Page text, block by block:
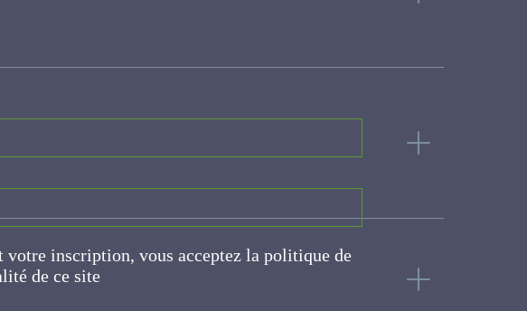
ruminants français face au
de nos prairies en été
UIJTTEWAAL ANTHONY
votre inscription, vous acceptez la politique
de ce site